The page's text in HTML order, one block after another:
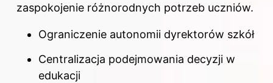
zaspokojenie różnorodnych potrzeb uczniów.
Ograniczenie autonomii dyrektorów szkół
Centralizacja podejmowania decyzji w
edukacji